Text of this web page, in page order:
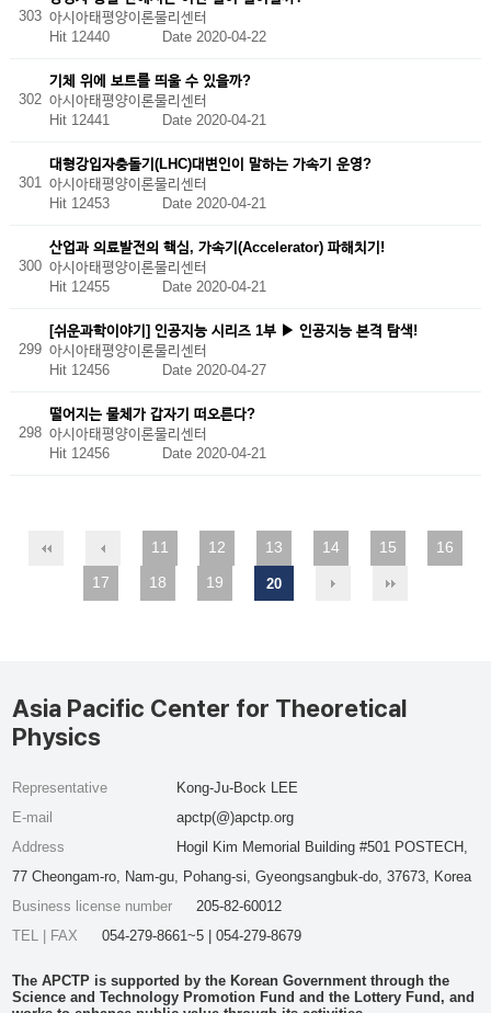
303 아시아태평양이론물리센터
Hit 12440 Date 2020-04-22
302
기체 위에 보트를 띄울 수 있을까?
아시아태평양이론물리센터
Hit 12441 Date 2020-04-21
301
대형강입자충돌기(LHC)대변인이 말하는 가속기 운영?
아시아태평양이론물리센터
Hit 12453 Date 2020-04-21
300
산업과 의료발전의 핵심, 가속기(Accelerator) 파해치기!
아시아태평양이론물리센터
Hit 12455 Date 2020-04-21
299
[쉬운과학이야기] 인공지능 시리즈 1부 ▶ 인공지능 본격 탐색!
아시아태평양이론물리센터
Hit 12456 Date 2020-04-27
298
떨어지는 물체가 갑자기 떠오른다?
아시아태평양이론물리센터
Hit 12456 Date 2020-04-21
11 12 13 14 15
16
17
18 19 20
Asia Pacific Center for Theoretical
Physics
Representative
Kong-Ju-Bock LEE
E-mail
apctp(@)apctp.org
Address
Hogil Kim Memorial Building #501 POSTECH,
77 Cheongam-ro, Nam-gu, Pohang-si, Gyeongsangbuk-do, 37673, Korea
Business license number
205-82-60012
TEL | FAX
054-279-8661~5 | 054-279-8679
The APCTP is supported by the Korean Government through the
Science and Technology Promotion Fund and the Lottery Fund, and